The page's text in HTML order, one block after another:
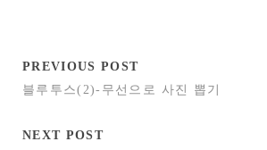
PREVIOUS POST
블루투스(2)-무선으로 사진 뽑기
NEXT POST